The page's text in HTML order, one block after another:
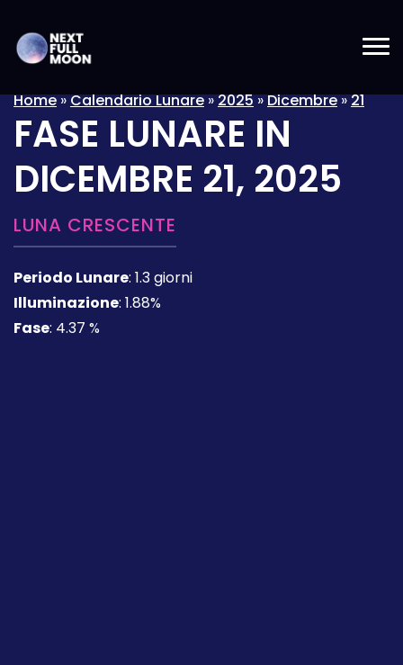
Home»Calendario Lunare»2025»Dicembre»21
FASE LUNARE IN
DICEMBRE 21, 2025
LUNA CRESCENTE
Periodo Lunare: 1.3 giorni
Illuminazione: 1.88%
Fase: 4.37 %